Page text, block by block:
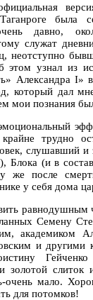
была
давно,
служат
неотступно
этом узнал из
Александра I»
который дал
мои познания
трудно
слушавший и
Блока (и в
же после
у себя дома
Семену
академиком
и другими
золотой слиток
очень мало.
для потомков!